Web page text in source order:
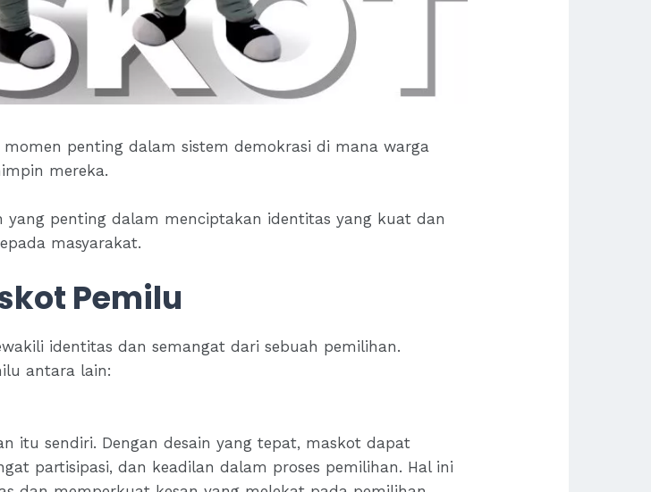
penting dalam sistem demokrasi di mana warga
mereka.
penting dalam menciptakan identitas yang kuat dan
masyarakat.
Pemilu
identitas dan semangat dari sebuah pemilihan.
antara lain:
itu sendiri. Dengan desain yang tepat, maskot dapat
partisipasi, dan keadilan dalam proses pemilihan. Hal ini